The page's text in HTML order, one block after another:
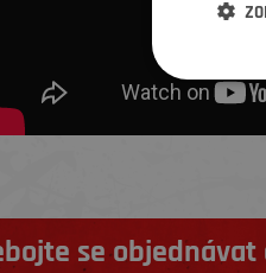
se objednávat